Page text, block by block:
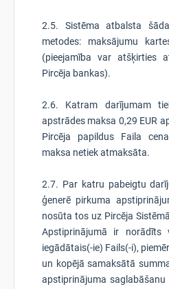
2.5. Sistēma atbalsta
metodes: maksājumu
(pieejamība var atšķirties
Pircēja bankas).
2.6. Katram darījumam
apstrādes maksa 0,29 EUR
Pircēja papildus Faila
maksa netiek atmaksāta.
2.7. Par katru pabeigtu
ģenerē pirkuma
nosūta tos uz Pircēja
Apstiprinājumā ir norādīts
iegādātais(-ie) Fails(-i),
un kopējā samaksātā
apstiprinājuma